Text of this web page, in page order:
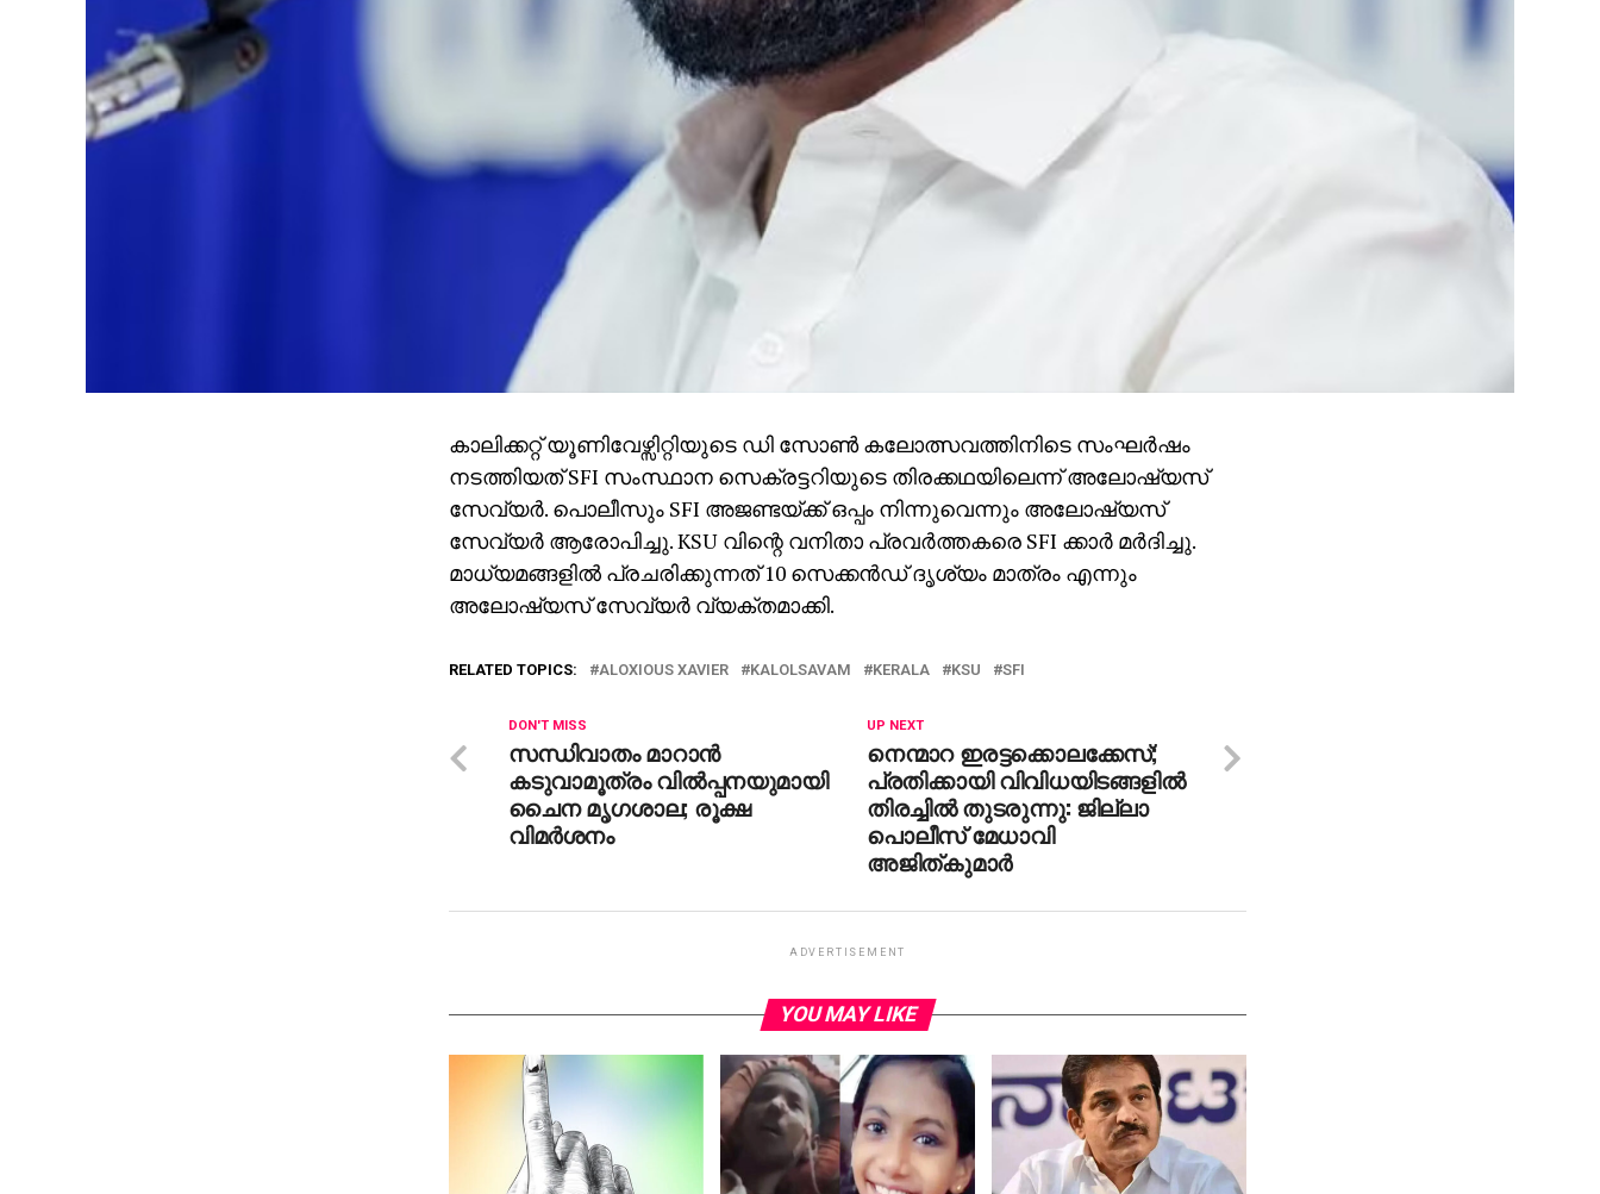
കാലിക്കറ്റ് യൂണിവേഴ്സിറ്റിയുടെ ഡി സോൺ കലോത്സവത്തിനിടെ സംഘർഷം
നടത്തിയത് SFI സംസ്ഥാന സെക്രട്ടറിയുടെ തിരക്കഥയിലെന്ന്‌ അലോഷ്യസ്
സേവ്യർ. പൊലീസും SFI അജണ്ടയ്ക്ക് ഒപ്പം നിന്നുവെന്നും അലോഷ്യസ്
സേവ്യർ ആരോപിച്ചു. KSU വിന്റെ വനിതാ പ്രവർത്തകരെ SFI ക്കാർ മർദിച്ചു.
മാധ്യമങ്ങളിൽ പ്രചരിക്കുന്നത് 10 സെക്കൻഡ് ദൃശ്യം മാത്രം എന്നും
അലോഷ്യസ് സേവ്യർ വ്യക്തമാക്കി.
RELATED TOPICS: ALOXIOUS XAVIER KALOLSAVAM KERALA KSU SFI
UP NEXT
നെന്മാറ ഇരട്ടക്കൊലക്കേസ്;
പ്രതിക്കായി വിവിധയിടങ്ങളില്‍
തിരച്ചില്‍ തുടരുന്നു: ജില്ലാ
പൊലീസ് മേധാവി
അജിത്കുമാര്‍
DON'T MISS
സന്ധിവാതം മാറാന്‍
കടുവാമൂത്രം വില്‍പ്പനയുമായി
ചൈന മൃഗശാല; രൂക്ഷ
വിമര്‍ശനം
ADVERTISEMENT
YOU MAY LIKE